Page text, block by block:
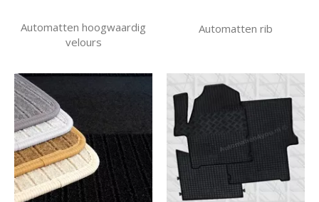
Automatten hoogwaardig
velours
Automatten rib